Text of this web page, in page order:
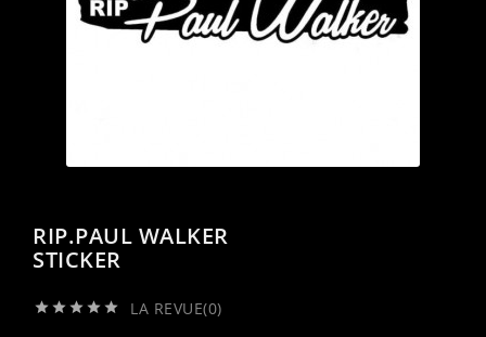
RIP.PAUL WALKER
STICKER
     LA REVUE(0)